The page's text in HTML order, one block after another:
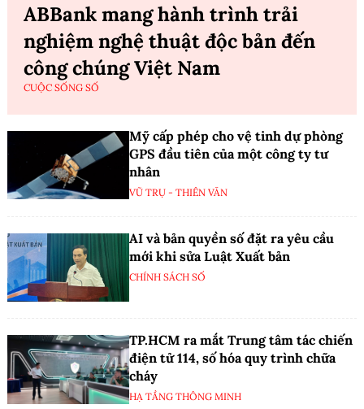
ABBank mang hành trình trải
nghiệm nghệ thuật độc bản đến
công chúng Việt Nam
CUỘC SỐNG SỐ
Mỹ cấp phép cho vệ tinh dự phòng
GPS đầu tiên của một công ty tư
nhân
VŨ TRỤ - THIÊN VĂN
AI và bản quyền số đặt ra yêu cầu
mới khi sửa Luật Xuất bản
CHÍNH SÁCH SỐ
TP.HCM ra mắt Trung tâm tác chiến
điện tử 114, số hóa quy trình chữa
cháy
HẠ TẦNG THÔNG MINH